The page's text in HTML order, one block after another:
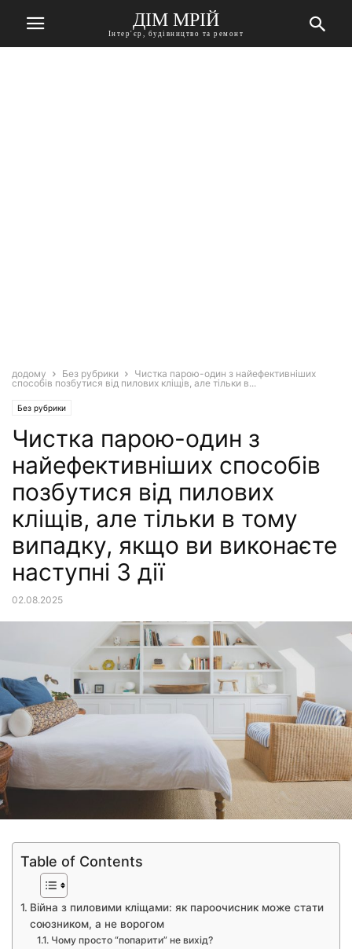
ДІМ МРІЙ
Інтер'єр, будівництво та ремонт
додому Без рубрики
Чистка парою-один з найефективніших
способів позбутися від пилових кліщів, але тільки в...
Без рубрики
Чистка парою-один з
найефективніших способів
позбутися від пилових
кліщів, але тільки в тому
випадку, якщо ви виконаєте
наступні 3 дії
02.08.2025
Table of Contents
Війна з пиловими кліщами: як пароочисник може стати
союзником, а не ворогом
Чому просто “попарити” не вихід?